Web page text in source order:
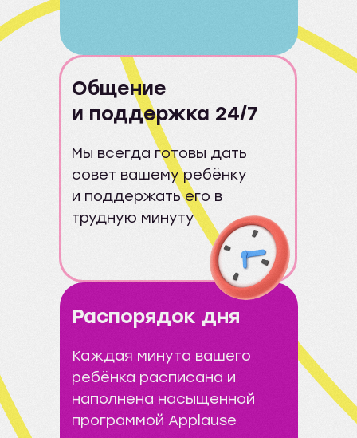
Общение
и поддержка 24/7
Мы всегда готовы дать
совет вашему ребёнку
и поддержать его в
трудную минуту
Распорядок дня
Каждая минута вашего
ребёнка расписана и
наполнена насыщенной
программой Applause